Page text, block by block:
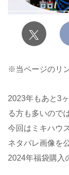
※当ページのリ
2023年もあと3
る方も多いので
今回はミキハウ
ネタバレ画像を
2024年福袋購入